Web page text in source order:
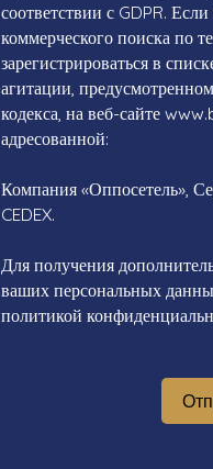
соответствии с GDPR.
коммерческого поиска по
зарегистрироваться в
агитации,
кодекса, на веб-сайте
адресованной:
Компания «Оппосетель»,
CEDEX.
Для получения
ваших персональных
политикой